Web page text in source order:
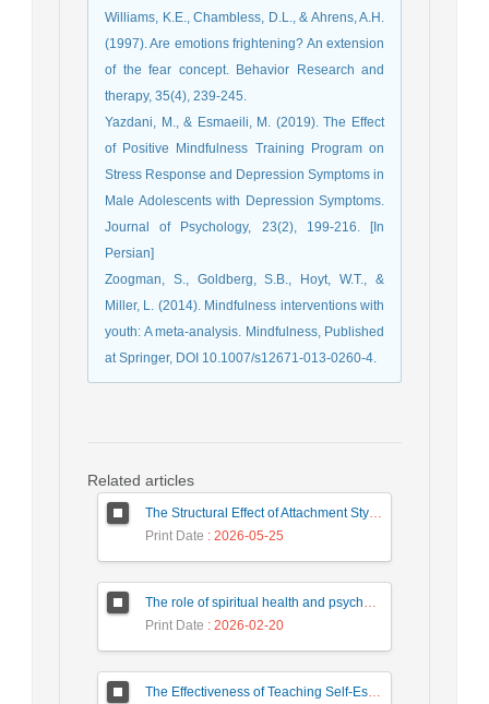
Williams, K.E., Chambless, D.L., & Ahrens, A.H.
(1997). Are emotions frightening? An extension
of the fear concept. Behavior Research and
therapy, 35(4), 239-245.
Yazdani, M., & Esmaeili, M. (2019). The Effect
of Positive Mindfulness Training Program on
Stress Response and Depression Symptoms in
Male Adolescents with Depression Symptoms.
Journal of Psychology, 23(2), 199-216. [In
Persian]
Zoogman, S., Goldberg, S.B., Hoyt, W.T., &
Miller, L. (2014). Mindfulness interventions with
youth: A meta-analysis. Mindfulness, Published
at Springer, DOI 10.1007/s12671-013-0260-4.
Related articles
The Structural Effect of Attachment Style and Childhood Trauma in the Family on Internet Addiction Mediated by Cognitive Regulation of Emotion
Print Date : 2026-05-25
The role of spiritual health and psychological resilience in predicting academic motivation of Farhangian University students
Print Date : 2026-02-20
The Effectiveness of Teaching Self-Esteem Program with Cognitive-Behavioral Approach on Academic Procrastination of Adolescent Female Students